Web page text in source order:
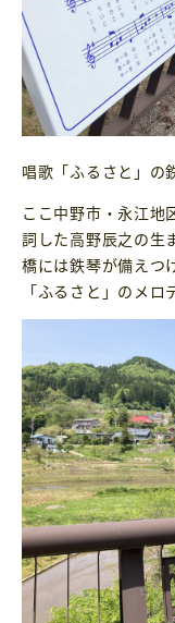
唱歌「ふるさと」の
ここ中野市・永江地
詞した高野辰之の生
橋には鉄琴が備えつ
「ふるさと」のメロ